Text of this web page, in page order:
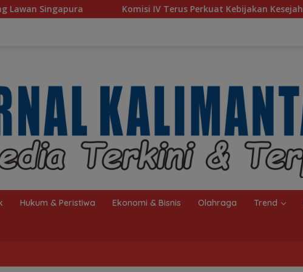
Komisi IV Terus Perkuat Kebijakan Kesejahteraan Rakyat
Hukum & Peristiwa Ekonomi & Bisnis Olahraga Trend